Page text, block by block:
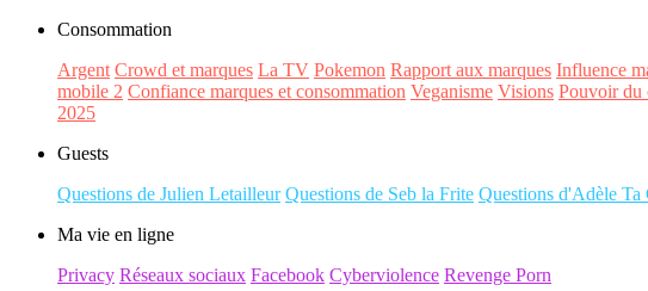
Consommation
Argent Crowd et marques La TV Pokemon Rapport aux marques Influence
mobile 2 Confiance marques et consommation Veganisme Visions Pouvoir du
2025
Guests
Questions de Julien Letailleur Questions de Seb la Frite Questions d'Adèle Ta
Ma vie en ligne
Privacy Réseaux sociaux Facebook Cyberviolence Revenge Porn